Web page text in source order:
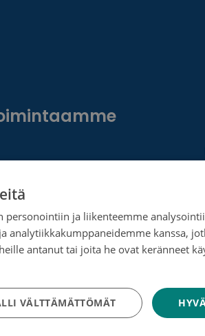
keräys
personointiin ja liikenteemme
analytiikkakumppaneidemme kanssa,
antanut tai joita he ovat keränneet
VÄLTTÄMÄTTÖMÄT